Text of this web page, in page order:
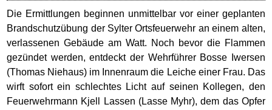
Die Ermittlungen beginnen unmittelbar vor einer geplanten
Brandschutzübung der Sylter Ortsfeuerwehr an einem alten,
verlassenen Gebäude am Watt. Noch bevor die Flammen
gezündet werden, entdeckt der Wehrführer Bosse Iwersen
(Thomas Niehaus) im Innenraum die Leiche einer Frau. Das
wirft sofort ein schlechtes Licht auf seinen Kollegen, den
Feuerwehrmann Kjell Lassen (Lasse Myhr), dem das Opfer